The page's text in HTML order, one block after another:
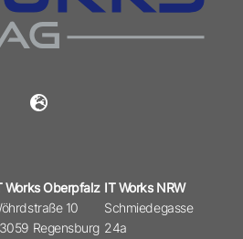
Works Oberpfalz
10
Regensburg
IT Works NRW
Schmiedegasse
24a